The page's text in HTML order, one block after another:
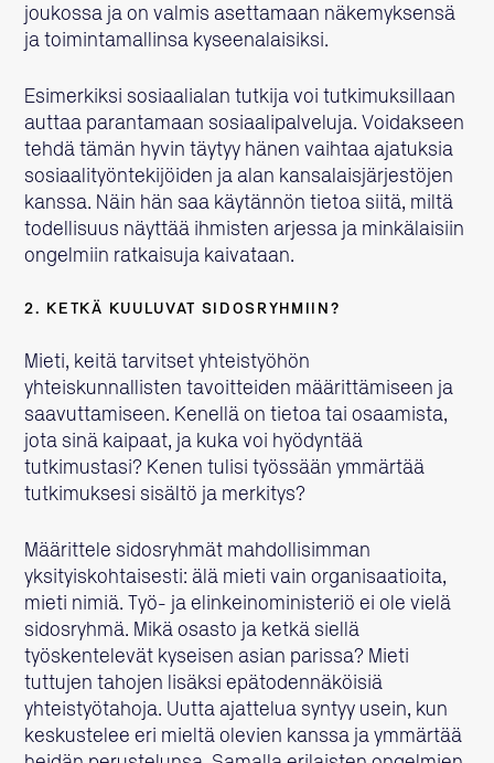
joukossa ja on valmis asettamaan näkemyksensä
ja toimintamallinsa kyseenalaisiksi.
Esimerkiksi sosiaalialan tutkija voi tutkimuksillaan
auttaa parantamaan sosiaalipalveluja. Voidakseen
tehdä tämän hyvin täytyy hänen vaihtaa ajatuksia
sosiaalityöntekijöiden ja alan kansalaisjärjestöjen
kanssa. Näin hän saa käytännön tietoa siitä, miltä
todellisuus näyttää ihmisten arjessa ja minkälaisiin
ongelmiin ratkaisuja kaivataan.
2. KETKÄ KUULUVAT SIDOSRYHMIIN?
Mieti, keitä tarvitset yhteistyöhön
yhteiskunnallisten tavoitteiden määrittämiseen ja
saavuttamiseen. Kenellä on tietoa tai osaamista,
jota sinä kaipaat, ja kuka voi hyödyntää
tutkimustasi? Kenen tulisi työssään ymmärtää
tutkimuksesi sisältö ja merkitys?
Määrittele sidosryhmät mahdollisimman
yksityiskohtaisesti: älä mieti vain organisaatioita,
mieti nimiä. Työ- ja elinkeinoministeriö ei ole vielä
sidosryhmä. Mikä osasto ja ketkä siellä
työskentelevät kyseisen asian parissa? Mieti
tuttujen tahojen lisäksi epätodennäköisiä
yhteistyötahoja. Uutta ajattelua syntyy usein, kun
keskustelee eri mieltä olevien kanssa ja ymmärtää